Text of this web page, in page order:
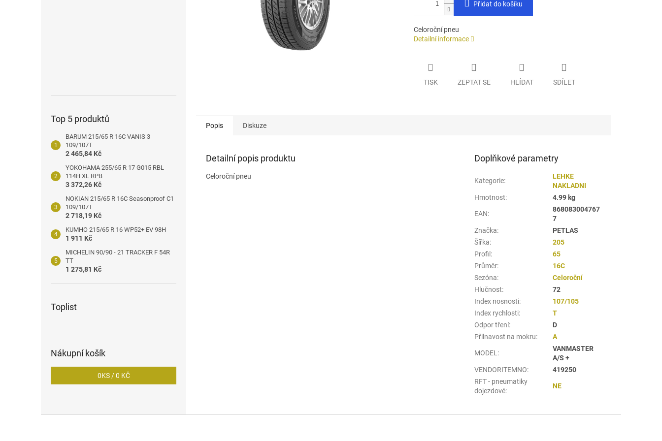
Top 5 produktů
BARUM 215/65 R 16C VANIS 3
109/107T
2 465,84 Kč
YOKOHAMA 255/65 R 17 G015 RBL
114H XL RPB
3 372,26 Kč
NOKIAN 215/65 R 16C Seasonproof C1
109/107T
2 718,19 Kč
KUMHO 215/65 R 16 WP52+ EV 98H
1 911 Kč
MICHELIN 90/90 - 21 TRACKER F 54R
TT
1 275,81 Kč
Toplist
Nákupní košík
0KS /0 KČ
Přidat do košíku
Celoroční pneu
Detailní informace
TISK ZEPTAT SE HLÍDAT SDÍLET
Popis Diskuze
Detailní popis produktu
Celoroční pneu
Doplňkové parametry
Kategorie:
LEHKE
NAKLADNI
Hmotnost: 4.99 kg
EAN:
868083004767
7
Značka:
PETLAS
Šířka:
205
Profil :
65
Průměr:
16C
Sezóna:
Celoroční
Hlučnost:
72
Index nosnosti:
107/105
Index rychlosti:
T
Odpor tření:
D
Přilnavost na mokru: A
MODEL :
VANMASTER
A/S +
VENDORITEMNO:
419250
RFT - pneumatiky
dojezdové:
NE